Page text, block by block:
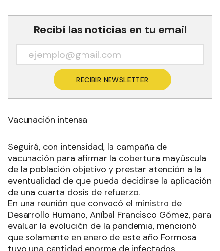
Recibí las noticias en tu email
RECIBIR NEWSLETTER
Vacunación intensa
Seguirá, con intensidad, la campaña de
vacunación para afirmar la cobertura mayúscula
de la población objetivo y prestar atención a la
eventualidad de que pueda decidirse la aplicación
de una cuarta dosis de refuerzo.
En una reunión que convocó el ministro de
Desarrollo Humano, Aníbal Francisco Gómez, para
evaluar la evolución de la pandemia, mencionó
que solamente en enero de este año Formosa
tuvo una cantidad enorme de infectados.